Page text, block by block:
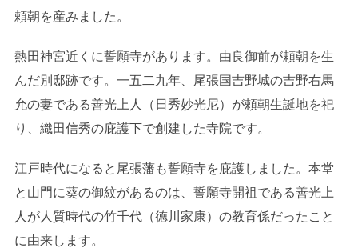
頼朝を産みました。
熱田神宮近くに誓願寺があります。由良御前が頼朝を生
んだ別邸跡です。一五二九年、尾張国吉野城の吉野右馬
允の妻である善光上人（日秀妙光尼）が頼朝生誕地を祀
り、織田信秀の庇護下で創建した寺院です。
江戸時代になると尾張藩も誓願寺を庇護しました。本堂
と山門に葵の御紋があるのは、誓願寺開祖である善光上
人が人質時代の竹千代（徳川家康）の教育係だったこと
に由来します。